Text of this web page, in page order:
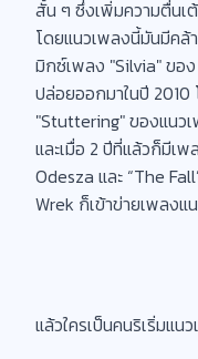
สั้น ๆ ซึ่งเพิ่มความตื่นเ
โดยแนวเพลงนี้มันมีคล้
มิกซ์เพลง "Silvia" ขอ
ปล่อยออกมาในปี 2010
"Stuttering" ของแนว
และเมื่อ 2 ปีที่แล้วก็มีเ
Odesza และ “The
Wrek ก็เข้าข่ายเพลง
แล้วใครเป็นคนริเริ่มแน